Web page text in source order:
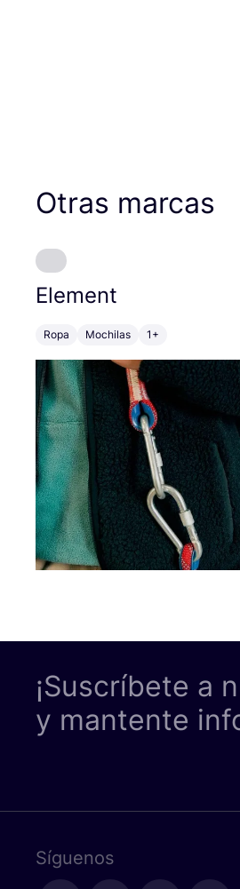
Otras marcas
Element
Ropa Mochilas 1+
¡Suscríbete a
y mantente
Síguenos